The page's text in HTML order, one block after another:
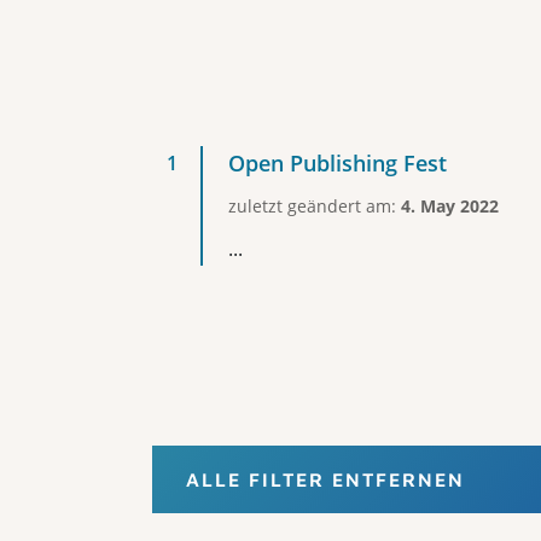
Open Publishing Fest
zuletzt geändert am: 4. May 2022
...
ALLE FILTER ENTFERNEN